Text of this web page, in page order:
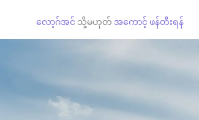
လော့ဂ်အင် သို့မဟုတ် အကောင့် ဖန်တီးရန်